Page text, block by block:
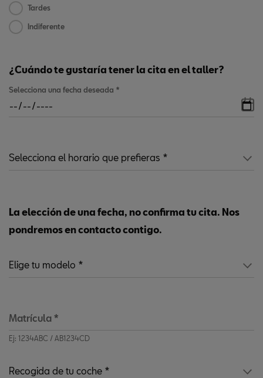
Tardes
Indiferente
¿Cuándo te gustaría tener la cita en el taller?
Selecciona una fecha deseada *
La elección de una fecha, no confirma tu cita. Nos
pondremos en contacto contigo.
Matrícula *
Ej: 1234ABC / AB1234CD